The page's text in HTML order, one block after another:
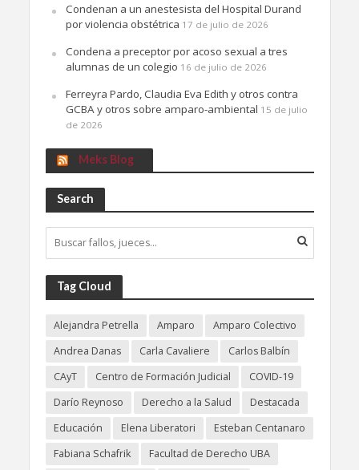
Condenan a un anestesista del Hospital Durand
por violencia obstétrica 17 de julio de 2026
Condena a preceptor por acoso sexual a tres
alumnas de un colegio 16 de julio de 2026
Ferreyra Pardo, Claudia Eva Edith y otros contra
GCBA y otros sobre amparo-ambiental 15 de julio
de 2026
Meks Blog
Search
Tag Cloud
Alejandra Petrella Amparo
Amparo Colectivo
Andrea Danas
Carla Cavaliere
Carlos Balbín
CAyT
Centro de Formación Judicial
COVID-19
Darío Reynoso
Derecho a la Salud
Destacada
Educación
Elena Liberatori
Esteban Centanaro
Fabiana Schafrik
Facultad de Derecho UBA